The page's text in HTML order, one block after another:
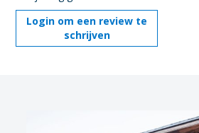
Login om een review te
schrijven